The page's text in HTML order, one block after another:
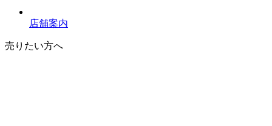
店舗案内
売りたい方へ